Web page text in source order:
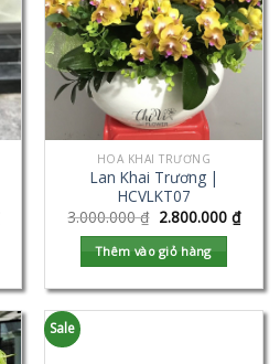
HOA KHAI TRƯƠNG
Lan Khai Trương |
HCVLKT07
3.000.000₫ 2.800.000 ₫
Thêm vào giỏ hàng
Sale